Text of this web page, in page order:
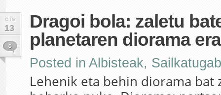
OTS
13
0
Dragoi bola: zaletu
planetaren diorama
Posted in Albisteak,
Lehenik eta behin diorama bat